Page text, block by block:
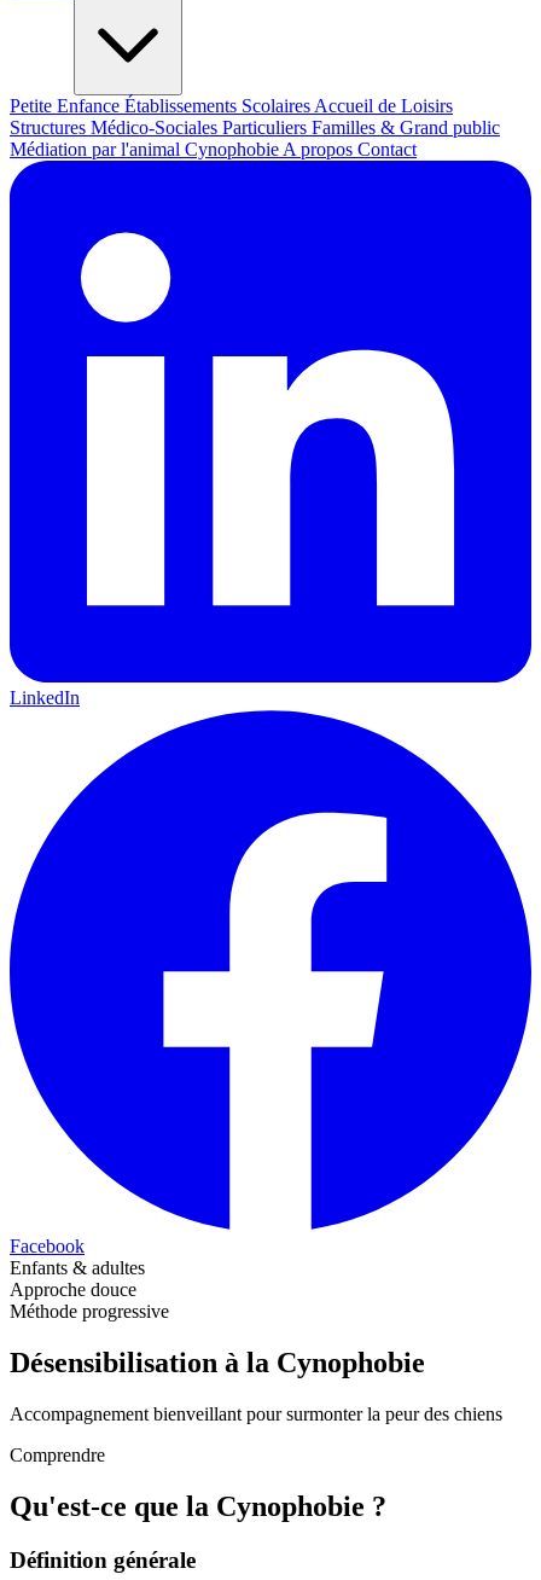
Petite Enfance Établissements Scolaires Accueil de Loisirs
Structures Médico-Sociales Particuliers Familles & Grand public
Médiation par l'animal Cynophobie A propos Contact
LinkedIn
Facebook
Enfants & adultes
Approche douce
Méthode progressive
Désensibilisation à la Cynophobie
Accompagnement bienveillant pour surmonter la peur des chiens
Comprendre
Qu'est-ce que la Cynophobie ?
Définition générale